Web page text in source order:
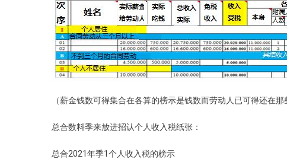
（薪金钱数可得集合在各算的榜示是钱数而劳动人已可得还在
总合数料季来放进招认个人收入税纸张：
总合2021年季1个人收入税的榜示